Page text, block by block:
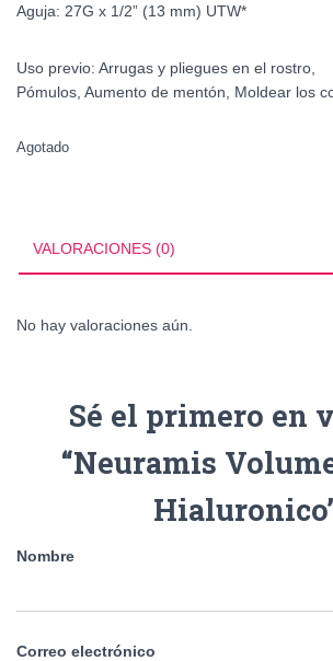
Aguja: 27G x 1/2” (13 mm) UTW*
Uso previo: Arrugas y pliegues en el rostro,
Pómulos, Aumento de mentón, Moldear los
Agotado
VALORACIONES (0)
No hay valoraciones aún.
Sé el primero en
“Neuramis
Nombre
Correo electrónico